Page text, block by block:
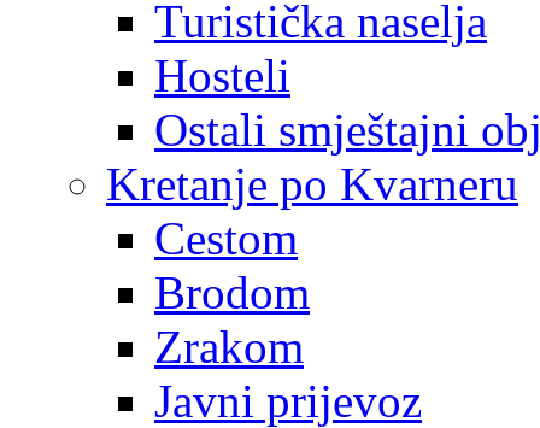
Turistička naselja
Hosteli
Ostali smještajni
Kretanje po Kvarneru
Cestom
Brodom
Zrakom
Javni prijevoz